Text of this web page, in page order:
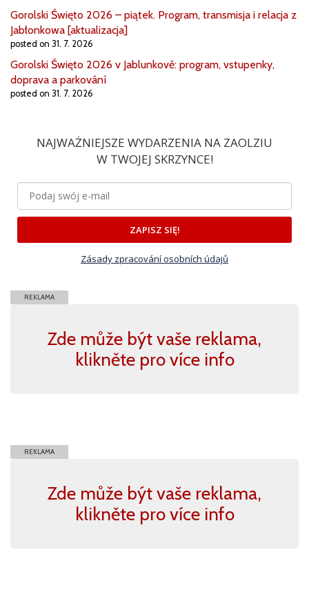
Gorolski Święto 2026 – piątek. Program, transmisja i relacja z
Jabłonkowa [aktualizacja]
posted on 31. 7. 2026
Gorolski Święto 2026 v Jablunkově: program, vstupenky,
doprava a parkování
posted on 31. 7. 2026
NAJWAŻNIEJSZE WYDARZENIA NA ZAOLZIU
W TWOJEJ SKRZYNCE!
ZAPISZ SIĘ!
Zásady zpracování osobních údajů
REKLAMA
Zde může být vaše reklama,
klikněte pro více info
REKLAMA
Zde může být vaše reklama,
klikněte pro více info